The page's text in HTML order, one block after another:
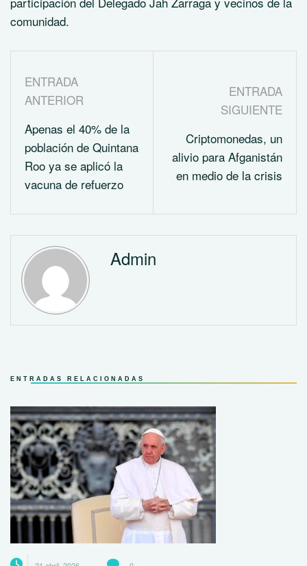
comunidad.
ENTRADA
ANTERIOR
Apenas el 40% de la
población de Quintana
Roo ya se aplicó la
vacuna de refuerzo
ENTRADA
SIGUIENTE
Criptomonedas, un
alivio para Afganistán
en medio de la crisis
Admin
ENTRADAS RELACIONADAS